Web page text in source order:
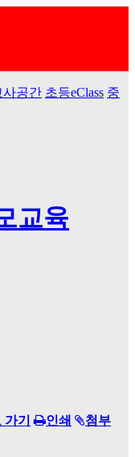
사공간 초등eClass 중
교육
기 인쇄 첨부